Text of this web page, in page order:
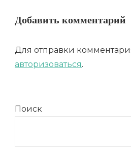
Добавить комментарий
Для отправки
авторизоваться.
Поиск